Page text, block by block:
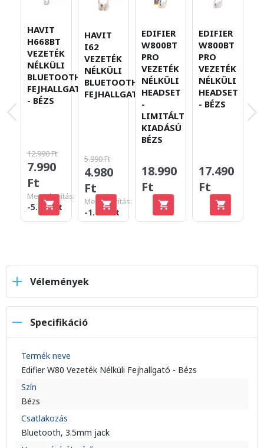
HAVIT
H668BT
VEZETÉK
NÉLKÜLI
BLUETOOTH
FEJHALLGATÓ
- BÉZS
12.990 Ft
7.990
Ft
Megtakarítás:
-5.000 Ft
HAVIT
I62
VEZETÉK
NÉLKÜLI
BLUETOOTH
FEJHALLGATÓ
5.990 Ft
4.980
Ft
Megtakarítás:
-1.010 Ft
EDIFIER
W800BT
PRO
VEZETÉK
NÉLKÜLI
HEADSET
-
LIMITÁLT
KIADÁSÚ
BÉZS
18.990
Ft
EDIFIER
W800BT
PRO
VEZETÉK
NÉLKÜLI
HEADSET
- BÉZS
17.490
Ft
-
Vélemények
Specifikáció
Termék neve
Edifier W80 Vezeték Nélküli Fejhallgató - Bézs
Szín
Bézs
Csatlakozás
Bluetooth, 3.5mm jack